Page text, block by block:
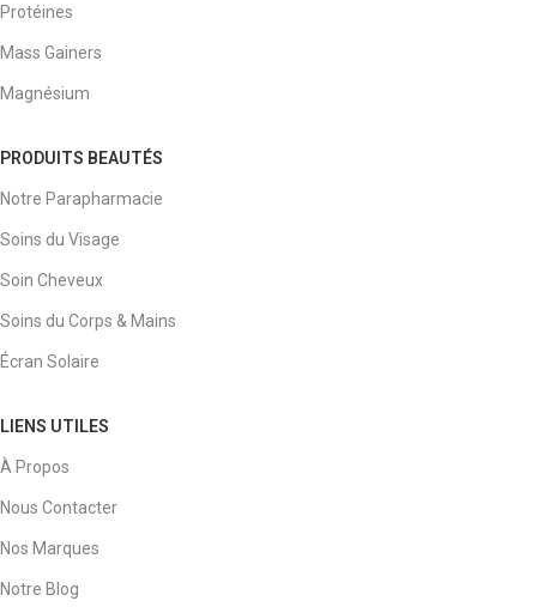
Protéines
Mass Gainers
Magnésium
PRODUITS BEAUTÉS
Notre Parapharmacie
Soins du Visage
Soin Cheveux
Soins du Corps & Mains
Écran Solaire
LIENS UTILES
À Propos
Nous Contacter
Nos Marques
Notre Blog